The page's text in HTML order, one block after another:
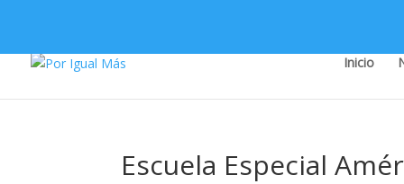
Inicio
Escuela Especial